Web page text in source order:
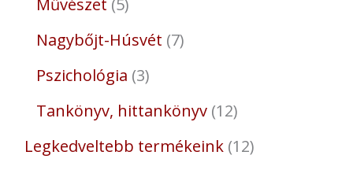
Művészet 5
Nagybőjt-Húsvét 7
Pszichológia 3
Tankönyv, hittankönyv 12
Legkedveltebb termékeink 12